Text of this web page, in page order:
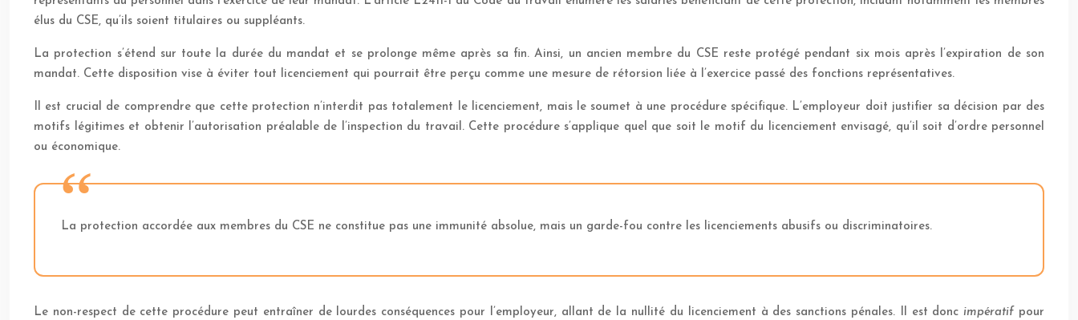
élus du CSE, qu’ils soient titulaires ou suppléants.
La protection s’étend sur toute la durée du mandat et se prolonge même après sa fin. Ainsi, un ancien membre du CSE reste protégé pendant six mois après l’expiration de son
mandat. Cette disposition vise à éviter tout licenciement qui pourrait être perçu comme une mesure de rétorsion liée à l’exercice passé des fonctions représentatives.
Il est crucial de comprendre que cette protection n’interdit pas totalement le licenciement, mais le soumet à une procédure spécifique. L’employeur doit justifier sa décision par des
motifs légitimes et obtenir l’autorisation préalable de l’inspection du travail. Cette procédure s’applique quel que soit le motif du licenciement envisagé, qu’il soit d’ordre personnel
ou économique.
La protection accordée aux membres du CSE ne constitue pas une immunité absolue, mais un garde-fou contre les licenciements abusifs ou discriminatoires.
Le non-respect de cette procédure peut entraîner de lourdes conséquences pour l’employeur, allant de la nullité du licenciement à des sanctions pénales. Il est donc impératif pour